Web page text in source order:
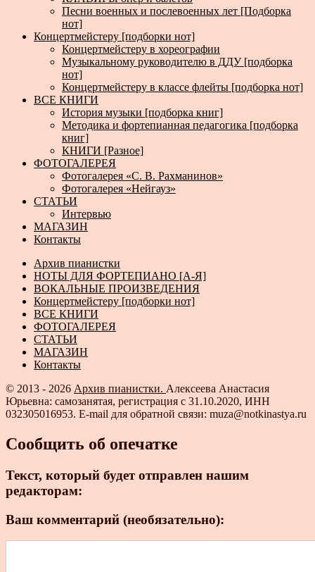
Песни военных и послевоенных лет [Подборка
нот]
Концертмейстеру [подборки нот]
Концертмейстеру в хореографии
Музыкальному руководителю в ДДУ [подборка
нот]
Концертмейстеру в классе флейты [подборка нот]
ВСЕ КНИГИ
История музыки [подборка книг]
Методика и фортепианная педагогика [подборка
книг]
КНИГИ [Разное]
ФОТОГАЛЕРЕЯ
Фотогалерея «С. В. Рахманинов»
Фотогалерея «Нейгауз»
СТАТЬИ
Интервью
МАГАЗИН
Контакты
Архив пианистки
НОТЫ ДЛЯ ФОРТЕПИАНО [А-Я]
ВОКАЛЬНЫЕ ПРОИЗВЕДЕНИЯ
Концертмейстеру [подборки нот]
ВСЕ КНИГИ
ФОТОГАЛЕРЕЯ
СТАТЬИ
МАГАЗИН
Контакты
© 2013 - 2026 Архив пианистки. Алексеева Анастасия
Юрьевна: самозанятая, регистрация с 31.10.2020, ИНН
032305016953. E-mail для обратной связи: muza@notkinastya.ru
Сообщить об опечатке
Текст, который будет отправлен нашим
редакторам:
Ваш комментарий (необязательно):